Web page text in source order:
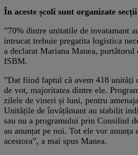
În aceste școli sunt organizate
”70% dintre unitatile de invatamant
intrucat trebuie pregatita logistica
a declarat Mariana Manea, purtătorul
ISBM.
”Dat fiind faptul că avem 418 unități
de vot, majoritatea dintre ele.
zilele de vineri și luni, pentru
Unitățile de învățămant au stabilit
sau nu a programului prin Consiliul
au anunțat pe noi. Tot ele vor
acestora”, a mai spus Manea.